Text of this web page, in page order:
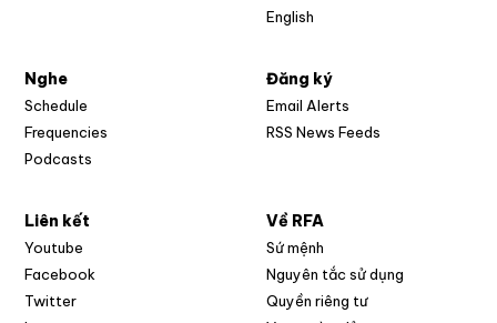
English
Nghe
Schedule
Frequencies
Podcasts
Đăng ký
Email Alerts
RSS News Feeds
Liên kết
Youtube
Facebook
Twitter
Về RFA
Sứ mệnh
Nguyên tắc sử dụng
Quyền riêng tư